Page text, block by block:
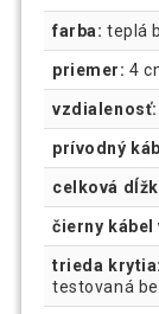
farba: teplá
priemer: 4
vzdialenosť:
prívodný
celková
čierny
trieda krytia:
testovaná